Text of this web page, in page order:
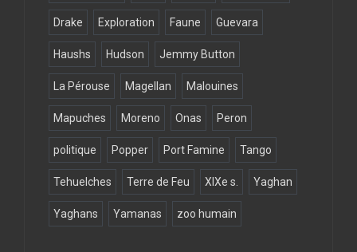
Drake Exploration Faune Guevara
Haushs Hudson Jemmy Button
La Pérouse Magellan Malouines
Mapuches Moreno Onas Peron
politique Popper Port Famine Tango
Tehuelches Terre de Feu XIXe s. Yaghan
Yaghans Yamanas zoo humain